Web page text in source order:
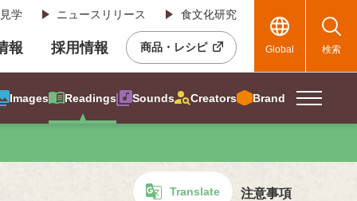
学 ニュースリリース 食文化研究
報 採用情報 商品・レシピ Global 検索
Images Readings Sounds Creators Brand
Translate 注意事項